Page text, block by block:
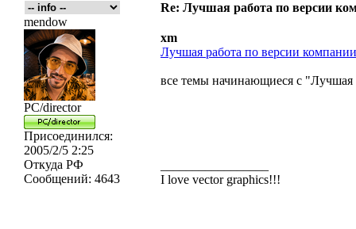
Re: Лучшая работа по версии
mendow
PC/director
Присоединился:
2005/2/5 2:25
Откуда РФ
Сообщений: 4643
xm
Лучшая работа по версии
все темы начинающиеся с "Лучшая
I love vector graphics!!!